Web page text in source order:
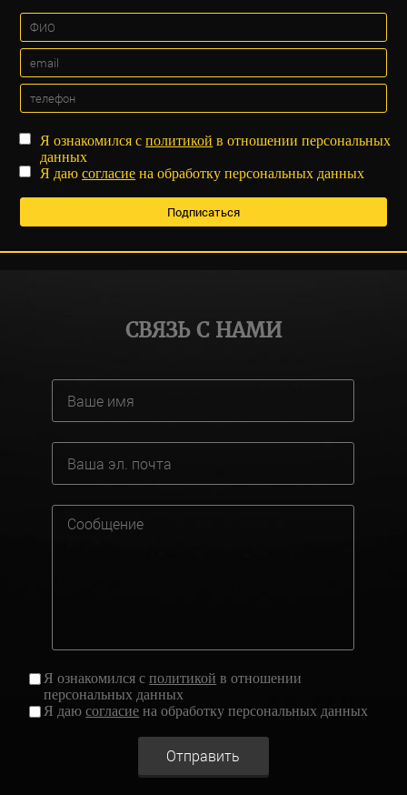
Я ознакомился сполитикой в отношении персональных
данных
Я даюсогласие на обработку персональных данных
СВЯЗЬ С НАМИ
Я ознакомился сполитикой в отношении
персональных данных
Я даюсогласие на обработку персональных данных
Отправить